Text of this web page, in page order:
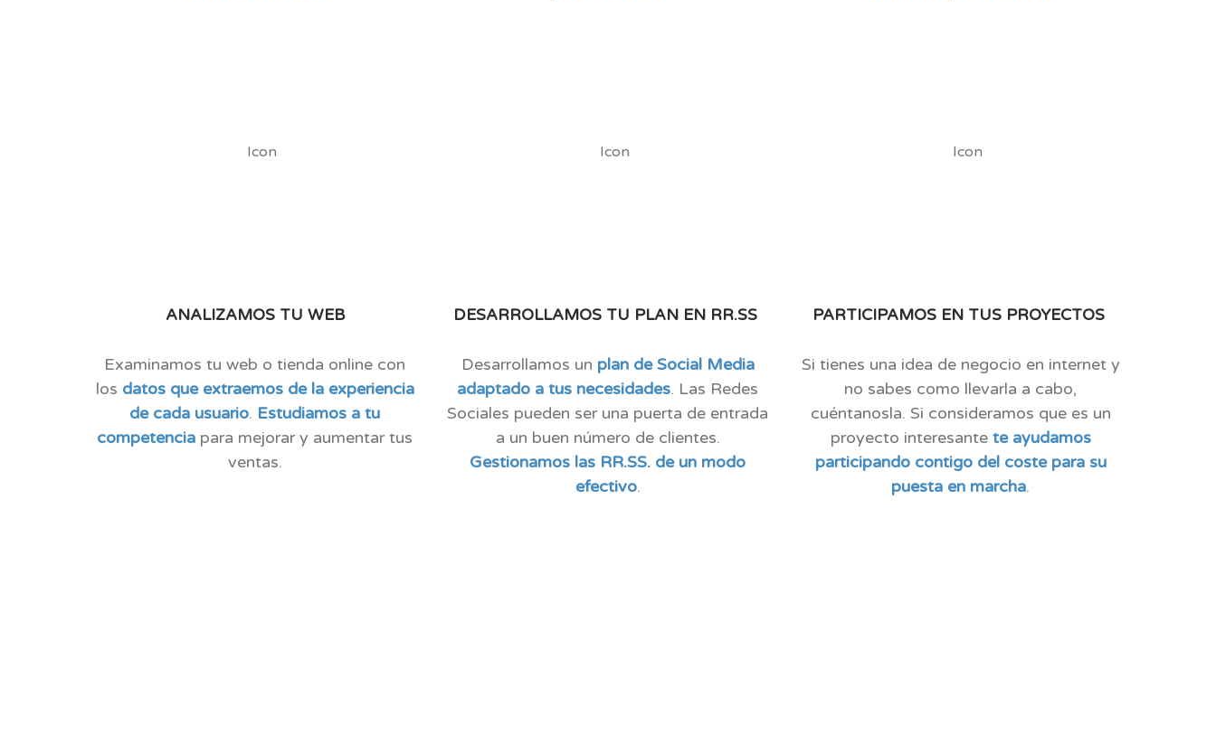
ANALIZAMOS TU WEB
Examinamos tu web o tienda online con
los datos que extraemos de la experiencia
de cada usuario. Estudiamos a tu
competencia para mejorar y aumentar tus
ventas.
DESARROLLAMOS TU PLAN EN RR.SS
Desarrollamos un plan de Social Media
adaptado a tus necesidades. Las Redes
Sociales pueden ser una puerta de entrada
a un buen número de clientes.
Gestionamos las RR.SS. de un modo
efectivo.
PARTICIPAMOS EN TUS PROYECTOS
Si tienes una idea de negocio en internet y
no sabes como llevarla a cabo,
cuéntanosla. Si consideramos que es un
proyecto interesante te ayudamos
participando contigo del coste para su
puesta en marcha.